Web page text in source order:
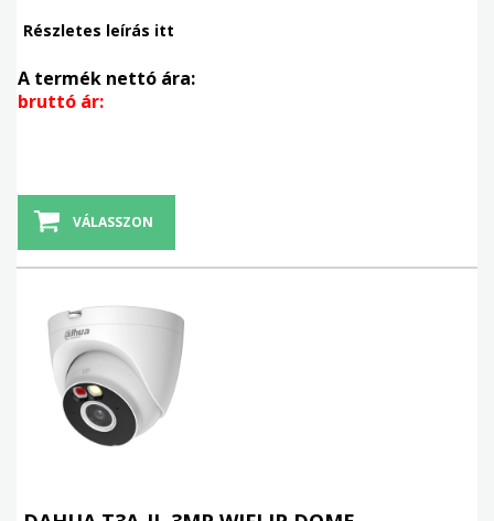
Részletes leírás itt
A termék nettó ára:
bruttó ár:
VÁLASSZON